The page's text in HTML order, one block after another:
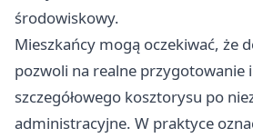
środowiskowy.
Mieszkańcy mogą oczekiwać, że
pozwoli na realne przygotowanie
szczegółowego kosztorysu po
administracyjne. W praktyce